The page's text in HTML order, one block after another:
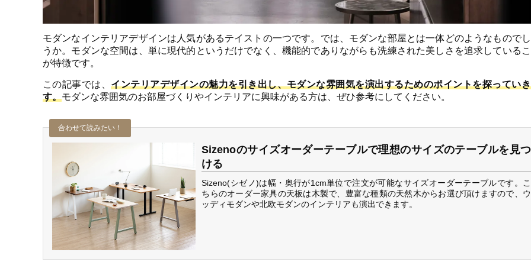
モダンなインテリアデザインは人気があるテイストの一つです。では、モダンな部屋とは一体どのようなものでし
うか。モダンな空間は、単に現代的というだけでなく、機能的でありながらも洗練された美しさを追求しているこ
が特徴です。
この記事では、インテリアデザインの魅力を引き出し、モダンな雰囲気を演出するためのポイントを探ってい
す。モダンな雰囲気のお部屋づくりやインテリアに興味がある方は、ぜひ参考にしてください。
Sizenoのサイズオーダーテーブルで理想のサイズのテーブルを見つ
ける
Sizeno(シゼノ)は幅・奥行が1cm単位で注文が可能なサイズオーダーテーブルです。こ
ちらのオーダー家具の天板は木製で、豊富な種類の天然木からお選び頂けますので、ウ
ッディモダンや北欧モダンのインテリアも演出できます。